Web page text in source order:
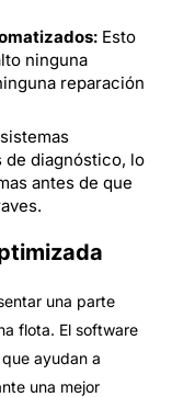
Esto
ninguna
reparación
de diagnóstico, lo
antes de que
una parte
flota. El software
ayudan a
una mejor